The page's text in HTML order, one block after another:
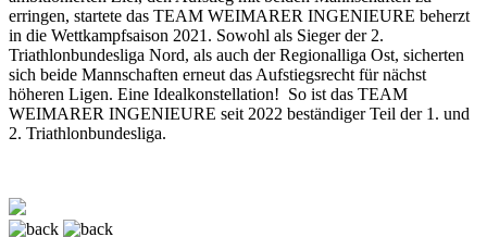
erringen, startete das TEAM WEIMARER INGENIEURE beherzt
in die Wettkampfsaison 2021. Sowohl als Sieger der 2.
Triathlonbundesliga Nord, als auch der Regionalliga Ost, sicherten
sich beide Mannschaften erneut das Aufstiegsrecht für nächst
höheren Ligen. Eine Idealkonstellation! So ist das TEAM
WEIMARER INGENIEURE seit 2022 beständiger Teil der 1. und
2. Triathlonbundesliga.